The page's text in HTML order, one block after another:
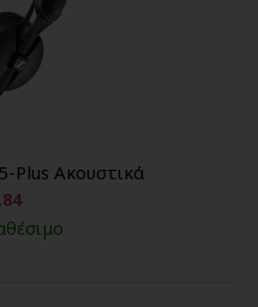
Plus Ακουστικά